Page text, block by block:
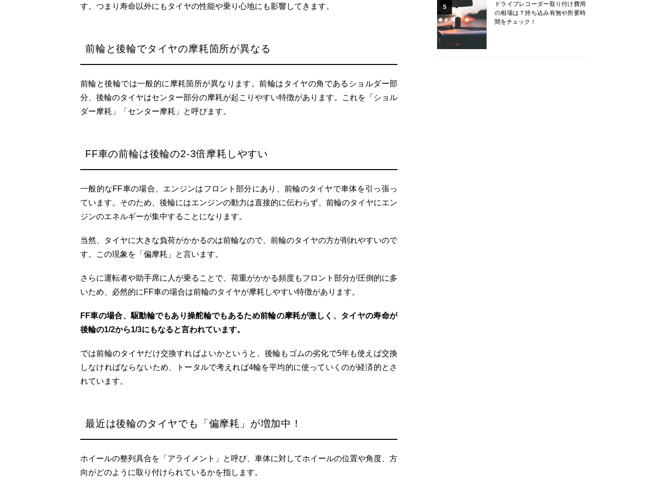
す。つまり寿命以外にもタイヤの性能や乗り心地にも影響してきます。
前輪と後輪でタイヤの摩耗箇所が異なる
前輪と後輪では一般的に摩耗箇所が異なります。前輪はタイヤの角であるショルダー部
分、後輪のタイヤはセンター部分の摩耗が起こりやすい特徴があります。これを「ショル
ダー摩耗」「センター摩耗」と呼びます。
FF車の前輪は後輪の2-3倍摩耗しやすい
一般的なFF車の場合、エンジンはフロント部分にあり、前輪のタイヤで車体を引っ張っ
ています。そのため、後輪にはエンジンの動力は直接的に伝わらず、前輪のタイヤにエン
ジンのエネルギーが集中することになります。
当然、タイヤに大きな負荷がかかるのは前輪なので、前輪のタイヤの方が削れやすいので
す。この現象を「偏摩耗」と言います。
さらに運転者や助手席に人が乗ることで、荷重がかかる頻度もフロント部分が圧倒的に多
いため、必然的にFF車の場合は前輪のタイヤが摩耗しやすい特徴があります。
FF車の場合、駆動輪でもあり操舵輪でもあるため前輪の摩耗が激しく、タイヤの寿命が
後輪の1/2から1/3にもなると言われています。
では前輪のタイヤだけ交換すればよいかというと、後輪もゴムの劣化で5年も使えば交換
しなければならないため、トータルで考えれば4輪を平均的に使っていくのが経済的とさ
れています。
最近は後輪のタイヤでも「偏摩耗」が増加中！
ホイールの整列具合を「アライメント」と呼び、車体に対してホイールの位置や角度、方
向がどのように取り付けられているかを指します。
5
ドライブレコーダー取り付け費用
の相場は？持ち込み有無や所要時
間をチェック！